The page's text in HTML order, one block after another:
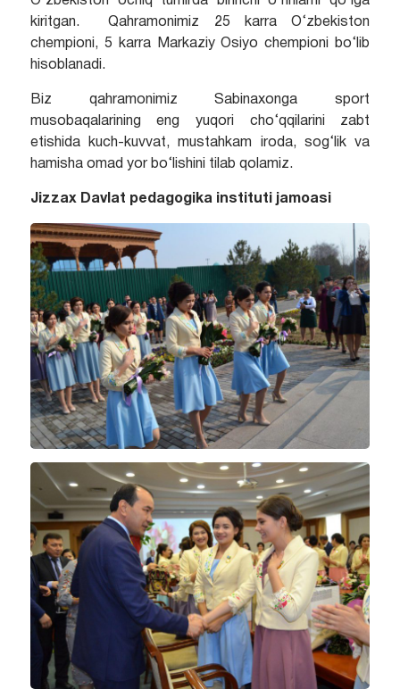
kiritgan. Qahramonimiz 25 karra O‘zbekiston
chempioni, 5 karra Markaziy Osiyo chempioni bo‘lib
hisoblanadi.
Biz qahramonimiz Sabinaxonga sport
musobaqalarining eng yuqori cho‘qqilarini zabt
etishida kuch-kuvvat, mustahkam iroda, sog‘lik va
hamisha omad yor bo‘lishini tilab qolamiz.
Jizzax Davlat pedagogika instituti jamoasi